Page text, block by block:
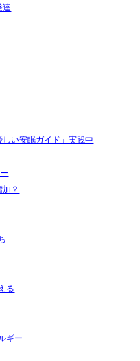
達
い安眠ガイド」実践中
？
る
ギー